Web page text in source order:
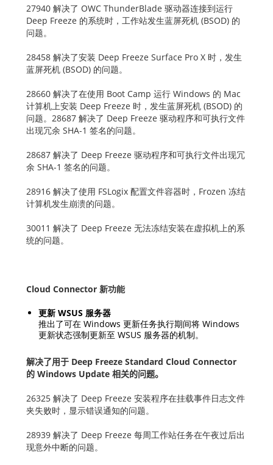
27940 解决了 OWC ThunderBlade 驱动器连接到运行
Deep Freeze 的系统时，工作站发生蓝屏死机 (BSOD) 的
问题。
28458 解决了安装 Deep Freeze Surface Pro X 时，发生
蓝屏死机 (BSOD) 的问题。
28660 解决了在使用 Boot Camp 运行 Windows 的 Mac
计算机上安装 Deep Freeze 时，发生蓝屏死机 (BSOD) 的
问题。28687 解决了 Deep Freeze 驱动程序和可执行文件
出现冗余 SHA-1 签名的问题。
28687 解决了 Deep Freeze 驱动程序和可执行文件出现冗
余 SHA-1 签名的问题。
28916 解决了使用 FSLogix 配置文件容器时，Frozen 冻结
计算机发生崩溃的问题。
30011 解决了 Deep Freeze 无法冻结安装在虚拟机上的系
统的问题。
Cloud Connector 新功能
更新 WSUS 服务器
推出了可在 Windows 更新任务执行期间将 Windows
更新状态强制更新至 WSUS 服务器的机制。
解决了用于 Deep Freeze Standard Cloud Connector
的 Windows Update 相关的问题。
26325 解决了 Deep Freeze 安装程序在挂载事件日志文件
夹失败时，显示错误通知的问题。
28939 解决了 Deep Freeze 每周工作站任务在午夜过后出
现意外中断的问题。